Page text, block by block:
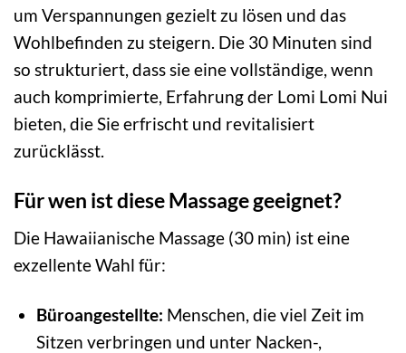
um Verspannungen gezielt zu lösen und das
Wohlbefinden zu steigern. Die 30 Minuten sind
so strukturiert, dass sie eine vollständige, wenn
auch komprimierte, Erfahrung der Lomi Lomi Nui
bieten, die Sie erfrischt und revitalisiert
zurücklässt.
Für wen ist diese Massage geeignet?
Die Hawaiianische Massage (30 min) ist eine
exzellente Wahl für:
Büroangestellte: Menschen, die viel Zeit im
Sitzen verbringen und unter Nacken-,